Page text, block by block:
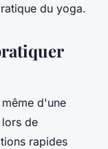
du yoga.
d'une
de
rapides